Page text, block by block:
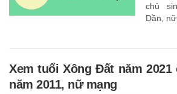
chủ
Dần, nữ
Xem tuổi Xông Đất năm
năm 2011, nữ mạng